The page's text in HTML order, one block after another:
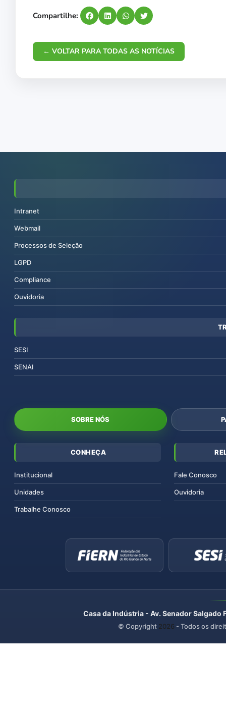
Compartilhe:
← VOLTAR PARA TODAS AS NOTÍCIAS
Intranet
Webmail
Processos de Seleção
LGPD
Compliance
Ouvidoria
SESI
SENAI
SOBRE NÓS
CONHEÇA
Institucional
Unidades
Trabalhe Conosco
Fale Conosco
Ouvidoria
Casa da Indústria - Av. Senador
© Copyright 2026 - Todos os